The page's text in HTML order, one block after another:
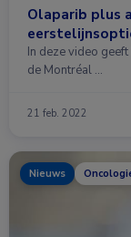
Olaparib plus
In deze video
de Montréal …
21 feb. 2022
Nieuws